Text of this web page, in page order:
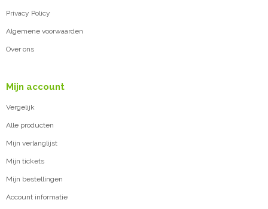
Privacy Policy
Algemene voorwaarden
Over ons
Mijn account
Vergelijk
Alle producten
Mijn verlanglijst
Mijn tickets
Mijn bestellingen
Account informatie